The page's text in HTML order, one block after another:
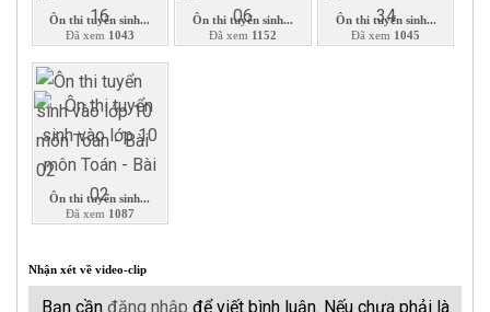
Ôn thi tuyển sinh...
Đã xem 1043
Ôn thi tuyển sinh...
Đã xem 1152
Ôn thi tuyển sinh...
Đã xem 1045
Ôn thi tuyển sinh...
Đã xem 1087
Nhận xét về video-clip
Bạn cần đăng nhập để viết bình luận. Nếu chưa phải là